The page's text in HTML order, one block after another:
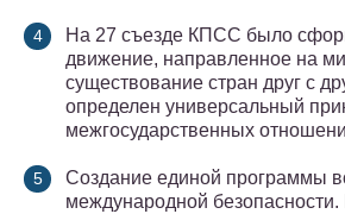
На 27 съезде КПСС было
движение, направленное на
существование стран друг с
определен универсальный
межгосударственных
Создание единой программы
международной